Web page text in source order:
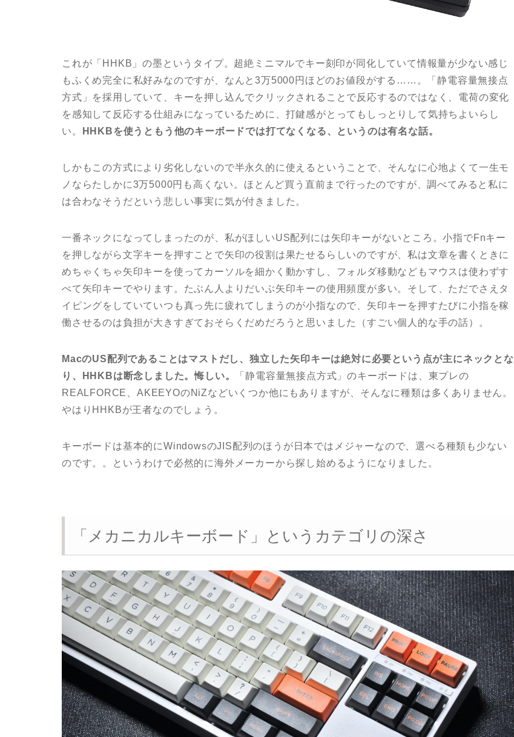
これが「HHKB」の墨というタイプ。超絶ミニマルでキー刻印が同化していて情報量が少ない感じ
もふくめ完全に私好みなのですが、なんと3万5000円ほどのお値段がする……。「静電容量無接点
方式」を採用していて、キーを押し込んでクリックされることで反応するのではなく、電荷の変化
を感知して反応する仕組みになっているために、打鍵感がとってもしっとりして気持ちよいらし
い。
HHKBを使うともう他のキーボードでは打てなくなる、というのは有名な話。
しかもこの方式により劣化しないので半永久的に使えるということで、そんなに心地よくて一生モ
ノならたしかに3万5000円も高くない。ほとんど買う直前まで行ったのですが、調べてみると私に
は合わなそうだという悲しい事実に気が付きました。
一番ネックになってしまったのが、私がほしいUS配列には矢印キーがないところ。小指でFnキー
を押しながら文字キーを押すことで矢印の役割は果たせるらしいのですが、私は文章を書くときに
めちゃくちゃ矢印キーを使ってカーソルを細かく動かすし、フォルダ移動などもマウスは使わずす
べて矢印キーでやります。たぶん人よりだいぶ矢印キーの使用頻度が多い。そして、ただでさえタ
イピングをしていていつも真っ先に疲れてしまうのが小指なので、矢印キーを押すたびに小指を稼
働させるのは負担が大きすぎておそらくだめだろうと思いました（すごい個人的な手の話）。
MacのUS配列であることはマストだし、独立した矢印キーは絶対に必要という点が主にネックとな
り、HHKBは断念しました。悔しい。
「静電容量無接点方式」のキーボードは、東プレの
REALFORCE、AKEEYOのNiZなどいくつか他にもありますが、そんなに種類は多くありません。
やはりHHKBが王者なのでしょう。
キーボードは基本的にWindowsのJIS配列のほうが日本ではメジャーなので、選べる種類も少ない
のです。。というわけで必然的に海外メーカーから探し始めるようになりました。
「メカニカルキーボード」というカテゴリの深さ